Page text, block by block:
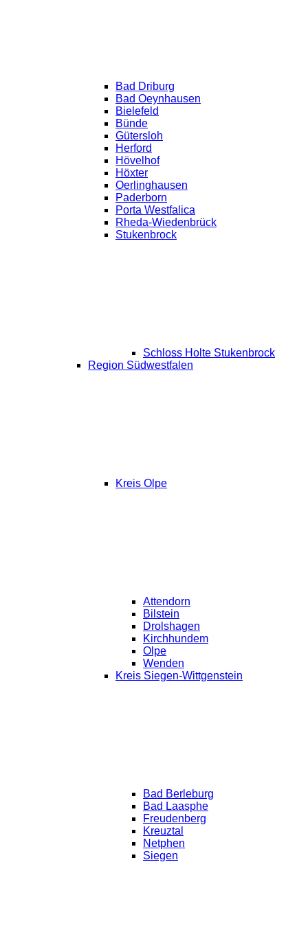
Bad Driburg
Bad Oeynhausen
Bielefeld
Bünde
Gütersloh
Herford
Hövelhof
Höxter
Oerlinghausen
Paderborn
Porta Westfalica
Rheda-Wiedenbrück
Stukenbrock
Schloss Holte Stukenbrock
Region Südwestfalen
Kreis Olpe
Attendorn
Bilstein
Drolshagen
Kirchhundem
Olpe
Wenden
Kreis Siegen-Wittgenstein
Bad Berleburg
Bad Laasphe
Freudenberg
Kreuztal
Netphen
Siegen